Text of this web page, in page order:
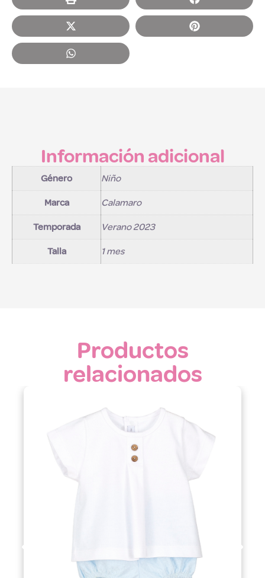
Información adicional
Género Niño
Marca Calamaro
Temporada Verano 2023
Talla 1 mes
Productos
relacionados